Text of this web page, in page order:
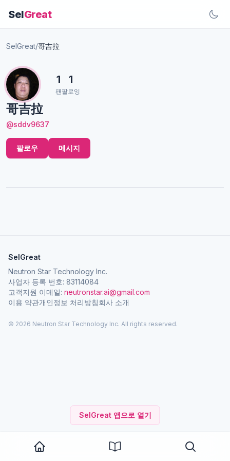
SelGreat
SelGreat 앱으로 열기
SelGreat/哥吉拉
哥吉拉
@sddv9637
1
팬
1
팔로잉
팔로우 메시지
SelGreat
Neutron Star Technology Inc.
사업자 등록 번호: 83114084
고객지원 이메일: neutronstar.ai@gmail.com
이용 약관개인정보 처리방침회사 소개
© 2026 Neutron Star Technology Inc. All rights reserved.